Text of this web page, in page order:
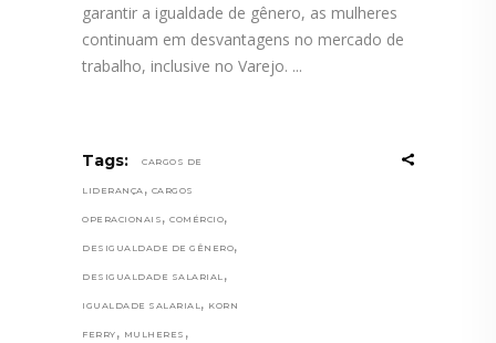
garantir a igualdade de gênero, as mulheres
continuam em desvantagens no mercado de
trabalho, inclusive no Varejo.
Tags: CARGOS DE
LIDERANÇA , CARGOS
OPERACIONAIS , COMÉRCIO,
DESIGUALDADE DE GÊNERO,
DESIGUALDADE SALARIAL ,
IGUALDADE SALARIAL , KORN
FERRY , MULHERES ,